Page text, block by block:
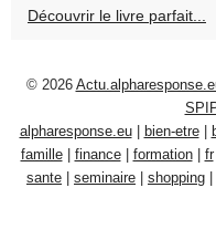
Découvrir le livre parfait...
© 2026
alpharesponse.eu| bien-etre|
famille| finance| formation| fr|
sante
seminaire shopping